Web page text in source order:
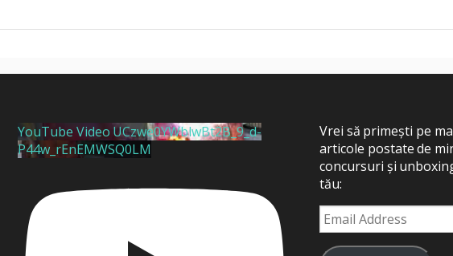
YouTube Video UCzwe0YWblwBt2B_9_d-
P44w_rEnEMWSQ0LM
Vrei să primești pe
articole postate de
concursuri și
tău:
Email
Address